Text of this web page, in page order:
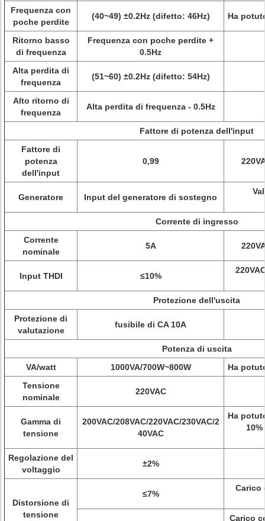
Frequenza con
poche perdite
(40~49) ±0.2Hz (difetto: 46Hz) Ha
Ritorno basso
di frequenza
Frequenza con poche perdite +
0.5Hz
Alta perdita di
frequenza
(51~60) ±0.2Hz (difetto: 54Hz)
Alto ritorno di
frequenza
Alta perdita di frequenza - 0.5Hz
Fattore di potenza dell'input
Fattore di
potenza
dell'input
0,99
Generatore Input del generatore di sostegno
Corrente di ingresso
Corrente
nominale
5A
Input THDI ≤10%
Protezione dell'uscita
Protezione di
valutazione
fusibile di CA 10A
Potenza di uscita
VA/watt
1000VA/700W~800W
Ha
Tensione
nominale
220VAC
Gamma di
tensione
200VAC/208VAC/220VAC/230VAC/2
40VAC
Ha
Regolazione del
voltaggio
±2%
Distorsione di
tensione
≤7%
Carico
Carico